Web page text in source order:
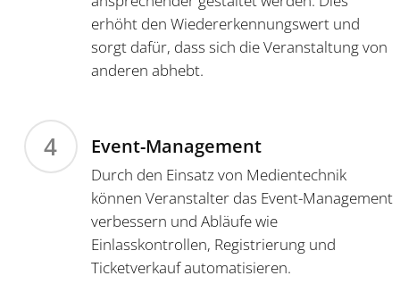
erhöht den Wiedererkennungswert und
sorgt dafür, dass sich die Veranstaltung von
anderen abhebt.
4 Event-Management
Durch den Einsatz von Medientechnik
können Veranstalter das Event-Management
verbessern und Abläufe wie
Einlasskontrollen, Registrierung und
Ticketverkauf automatisieren.